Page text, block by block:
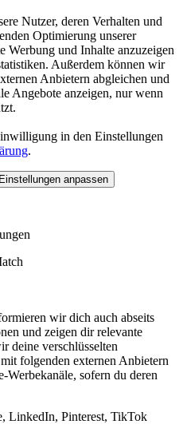
Nutzer, deren Verhalten und
Optimierung unserer
Werbung und Inhalte anzuzeigen
Außerdem können wir
Anbietern abgleichen und
Angebote anzeigen, nur wenn
in den Einstellungen
.
Einstellungen anpassen
wir dich auch abseits
und zeigen dir relevante
deine verschlüsselten
folgenden externen Anbietern
Werbekanäle, sofern du deren
LinkedIn, Pinterest, TikTok